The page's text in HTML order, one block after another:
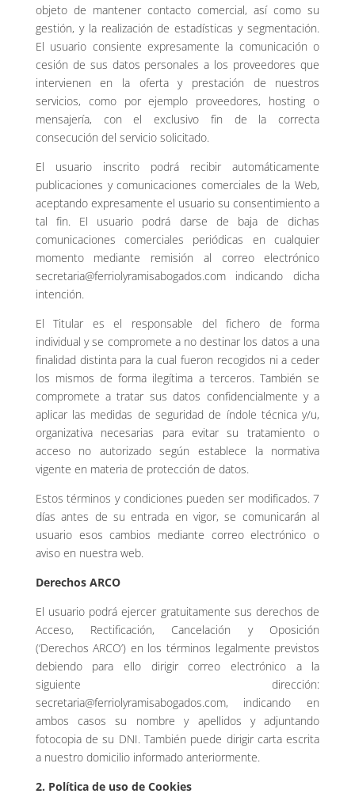
objeto de mantener contacto comercial, así como su
gestión, y la realización de estadísticas y segmentación.
El usuario consiente expresamente la comunicación o
cesión de sus datos personales a los proveedores que
intervienen en la oferta y prestación de nuestros
servicios, como por ejemplo proveedores, hosting o
mensajería, con el exclusivo fin de la correcta
consecución del servicio solicitado.
El usuario inscrito podrá recibir automáticamente
publicaciones y comunicaciones comerciales de la Web,
aceptando expresamente el usuario su consentimiento a
tal fin. El usuario podrá darse de baja de dichas
comunicaciones comerciales periódicas en cualquier
momento mediante remisión al correo electrónico
secretaria@ferriolyramisabogados.com indicando dicha
intención.
El Titular es el responsable del fichero de forma
individual y se compromete a no destinar los datos a una
finalidad distinta para la cual fueron recogidos ni a ceder
los mismos de forma ilegítima a terceros. También se
compromete a tratar sus datos confidencialmente y a
aplicar las medidas de seguridad de índole técnica y/u,
organizativa necesarias para evitar su tratamiento o
acceso no autorizado según establece la normativa
vigente en materia de protección de datos.
Estos términos y condiciones pueden ser modificados. 7
días antes de su entrada en vigor, se comunicarán al
usuario esos cambios mediante correo electrónico o
aviso en nuestra web.
Derechos ARCO
El usuario podrá ejercer gratuitamente sus derechos de
Acceso, Rectificación, Cancelación y Oposición
(‘Derechos ARCO’) en los términos legalmente previstos
debiendo para ello dirigir correo electrónico a la
siguiente dirección:
secretaria@ferriolyramisabogados.com, indicando en
ambos casos su nombre y apellidos y adjuntando
fotocopia de su DNI. También puede dirigir carta escrita
a nuestro domicilio informado anteriormente.
2. Política de uso de Cookies